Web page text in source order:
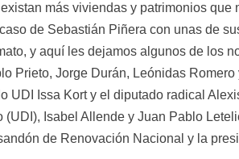
más viviendas y patrimonios
de Sebastián Piñera con unas de
y aquí les dejamos algunos de los
Prieto, Jorge Durán, Leónidas
UDI Issa Kort y el diputado radical
Isabel Allende y Juan Pablo
de Renovación Nacional y la